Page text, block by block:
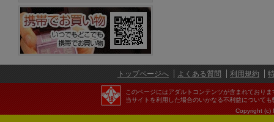
トップページへ よくある質問 利用規約
このページにはアダルトコンテンツが含まれており
当サイトを利用した場合のいかなる不利益について
Copyright (c)